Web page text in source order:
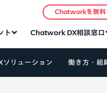
ト Chatwork DX相談窓口
Chatworkを無料
ソリューション 働き方・組